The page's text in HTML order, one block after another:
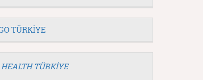
TÜRKİYE
HEALTH TÜRKİYE